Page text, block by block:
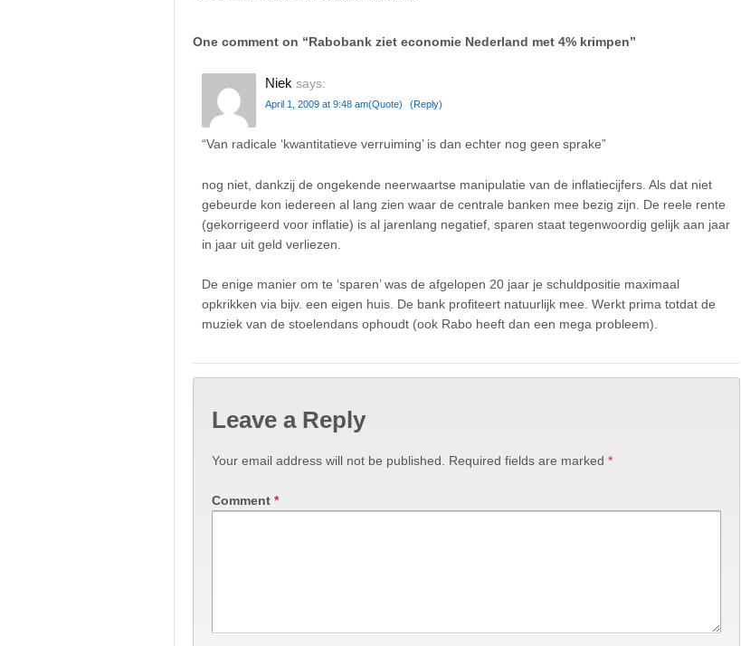
One comment on “Rabobank ziet economie Nederland met 4% krimpen”
Niek says:
April 1, 2009 at 9:48 am(Quote) (Reply)
“Van radicale ‘kwantitatieve verruiming’ is dan echter nog geen sprake”
nog niet, dankzij de ongekende neerwaartse manipulatie van de inflatiecijfers. Als dat niet
gebeurde kon iedereen al lang zien waar de centrale banken mee bezig zijn. De reele rente
(gekorrigeerd voor inflatie) is al jarenlang negatief, sparen staat tegenwoordig gelijk aan jaar
in jaar uit geld verliezen.
De enige manier om te ‘sparen’ was de afgelopen 20 jaar je schuldpositie maximaal
opkrikken via bijv. een eigen huis. De bank profiteert natuurlijk mee. Werkt prima totdat de
muziek van de stoelendans ophoudt (ook Rabo heeft dan een mega probleem).
Leave a Reply
Your email address will not be published. Required fields are marked *
Comment *